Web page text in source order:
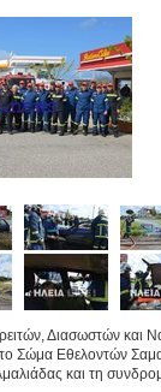
Διασωστών και
το Σώμα Εθελοντών
και τη